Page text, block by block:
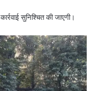
सुनिश्चित की जाएगी।